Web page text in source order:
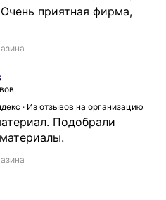
приятная фирма,
· Из отзывов на организацию
Подобрали